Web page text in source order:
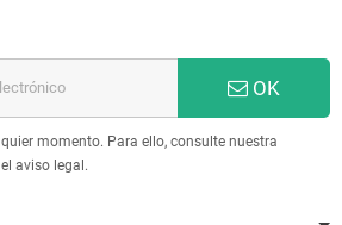
OK
momento. Para ello, consulte nuestra
aviso legal.